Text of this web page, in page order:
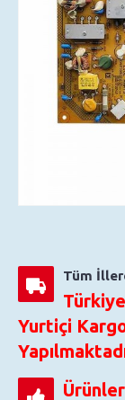
Tüm
Yurtiçi